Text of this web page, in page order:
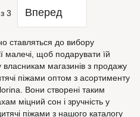
з 3 Вперед
ставляться до вибору
малечі, щоб подарувати їй
магазинів з продажу
піжами оптом з асортименту
Вони створені таким
міцний сон і зручність у
піжами з нашого каталогу